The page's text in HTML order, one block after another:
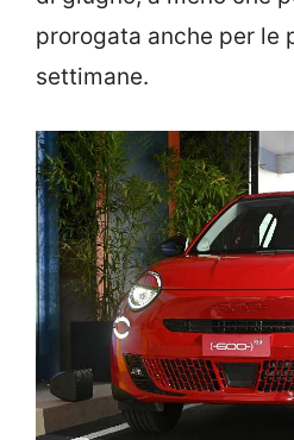
prorogata anche per le
settimane.